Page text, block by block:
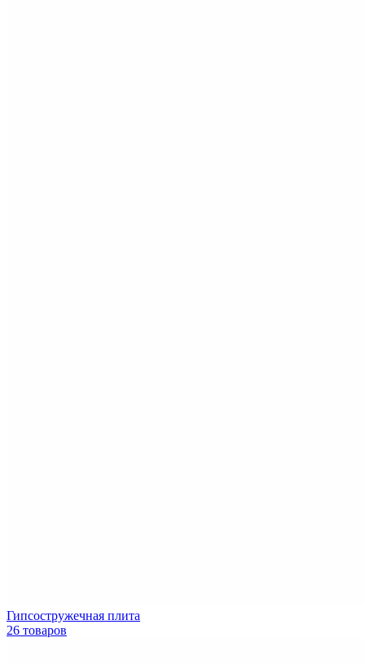
Гипсостружечная плита
26 товаров